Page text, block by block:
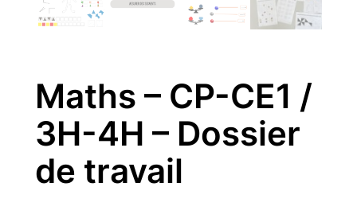
Maths – CP-CE1 /
3H-4H – Dossier
de travail